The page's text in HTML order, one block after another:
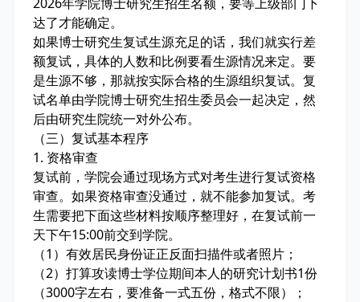
达了才能确定。
如果博士研究生复试生源充足的话，我们就实行差
额复试，具体的人数和比例要看生源情况来定。要
是生源不够，那就按实际合格的生源组织复试。复
试名单由学院博士研究生招生委员会一起决定，然
后由研究生院统一对外公布。
（三）复试基本程序
1. 资格审查
复试前，学院会通过现场方式对考生进行复试资格
审查。如果资格审查没通过，就不能参加复试。考
生需要把下面这些材料按顺序整理好，在复试前一
天下午15:00前交到学院。
（1）有效居民身份证正反面扫描件或者照片；
（2）打算攻读博士学位期间本人的研究计划书1份
（3000字左右，要准备一式五份，格式不限）；